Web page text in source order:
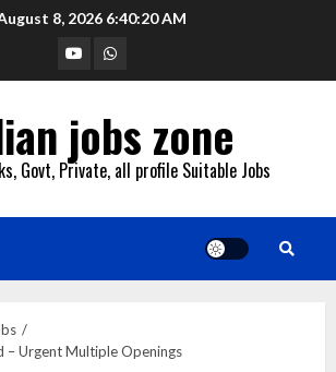
8, 2026 6:40:21 AM
YouTubeWhatsapp
jobs zone
Govt, Private, all profile Suitable Jobs
– Urgent Multiple Openings